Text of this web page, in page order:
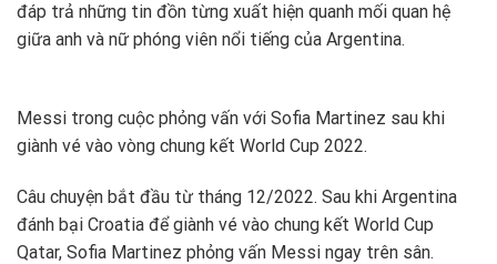
đáp trả những tin đồn từng xuất hiện quanh mối quan hệ
giữa anh và nữ phóng viên nổi tiếng của Argentina.
Messi trong cuộc phỏng vấn với Sofia Martinez sau khi
giành vé vào vòng chung kết World Cup 2022.
Câu chuyện bắt đầu từ tháng 12/2022. Sau khi Argentina
đánh bại Croatia để giành vé vào chung kết World Cup
Qatar, Sofia Martinez phỏng vấn Messi ngay trên sân.